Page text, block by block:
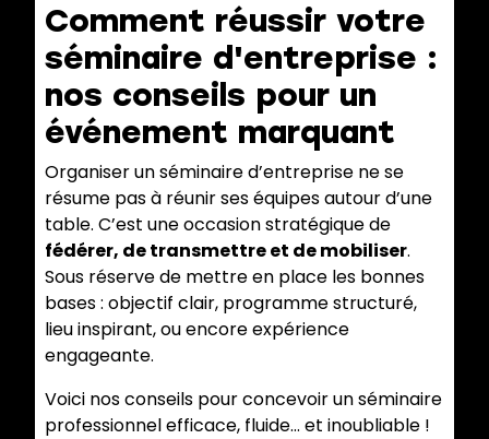
Comment réussir votre
séminaire d'entreprise :
nos conseils pour un
événement marquant
Organiser un séminaire d’entreprise ne se
résume pas à réunir ses équipes autour d’une
table. C’est une occasion stratégique de
fédérer, de transmettre et de mobiliser.
Sous réserve de mettre en place les bonnes
bases : objectif clair, programme structuré,
lieu inspirant, ou encore expérience
engageante.
Voici nos conseils pour concevoir un séminaire
professionnel efficace, fluide… et inoubliable !